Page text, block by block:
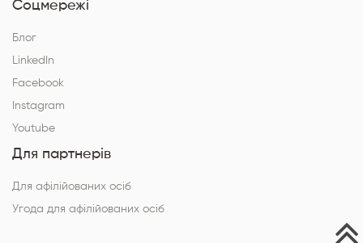
Соцмережі
Блог
LinkedIn
Facebook
Instagram
Youtube
Для партнерів
Для афілійованих осіб
Угода для афілійованих осіб